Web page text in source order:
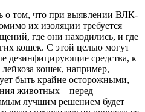
о том, что при выявлении ВЛК-
их изоляции требуется
где они находились, и где
кошек. С этой целью могут
дезинфицирующие средства, к
кошек, например,
быть крайне осторожными,
животных – перед
лучшим решением будет